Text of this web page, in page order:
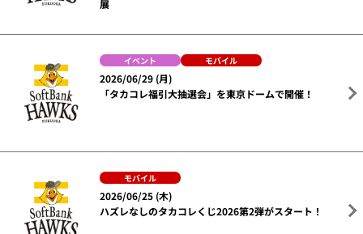
展
イベント モバイル
2026/06/29 (月)
「タカコレ福引大抽選会」を東京ドームで開催！
モバイル
2026/06/25 (木)
ハズレなしのタカコレくじ2026第2弾がスタート！